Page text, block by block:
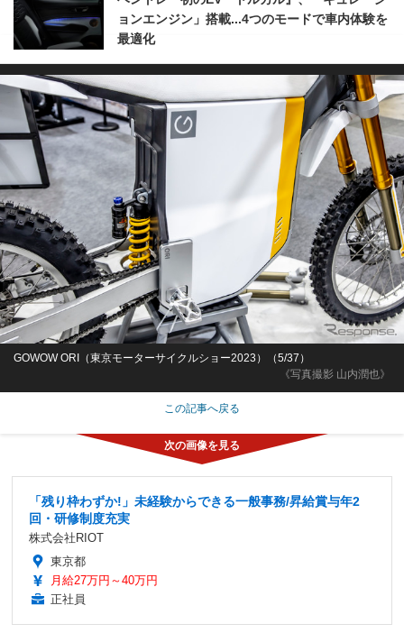
ョンエンジン」搭載...4つのモードで車内体験を
最適化
《写真撮影 山内潤也》
GOWOW ORI（東京モーターサイクルショー2023）（5/37）
この記事へ戻る
「残り枠わずか!」未経験からできる一般事務/昇給賞与年2
回・研修制度充実
株式会社RIOT
東京都
月給27万円～40万円
正社員